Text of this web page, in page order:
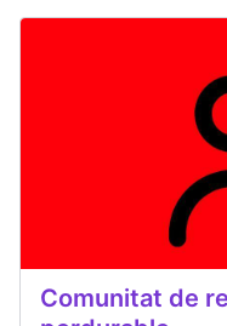
Comunitat de